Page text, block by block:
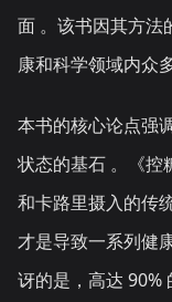
面 。该书因其方法
康和科学领域内众
本书的核心论点强
状态的基石 。《控
和卡路里摄入的传
才是导致一系列健
讶的是，高达 90%